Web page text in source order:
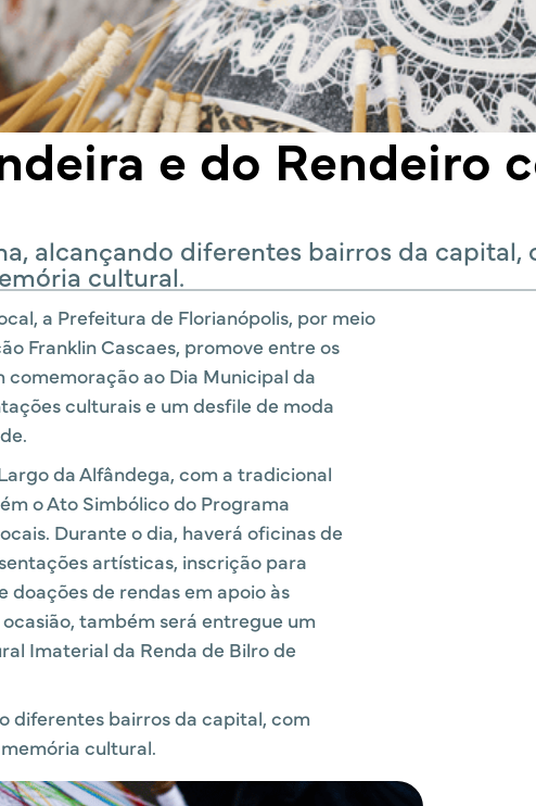
e do Rendeiro
alcançando diferentes bairros da capital,
cultural.
a Prefeitura de Florianópolis, por meio
Franklin Cascaes, promove entre os
comemoração ao Dia Municipal da
culturais e um desfile de moda
da Alfândega, com a tradicional
o Ato Simbólico do Programa
Durante o dia, haverá oficinas de
artísticas, inscrição para
doações de rendas em apoio às
também será entregue um
Imaterial da Renda de Bilro de
diferentes bairros da capital, com
cultural.